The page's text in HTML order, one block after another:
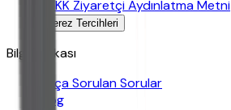
KVKK Ziyaretçi Aydınlatma Metni
Çerez Tercihleri
Bilgi Bankası
Sıkça Sorulan Sorular
Blog